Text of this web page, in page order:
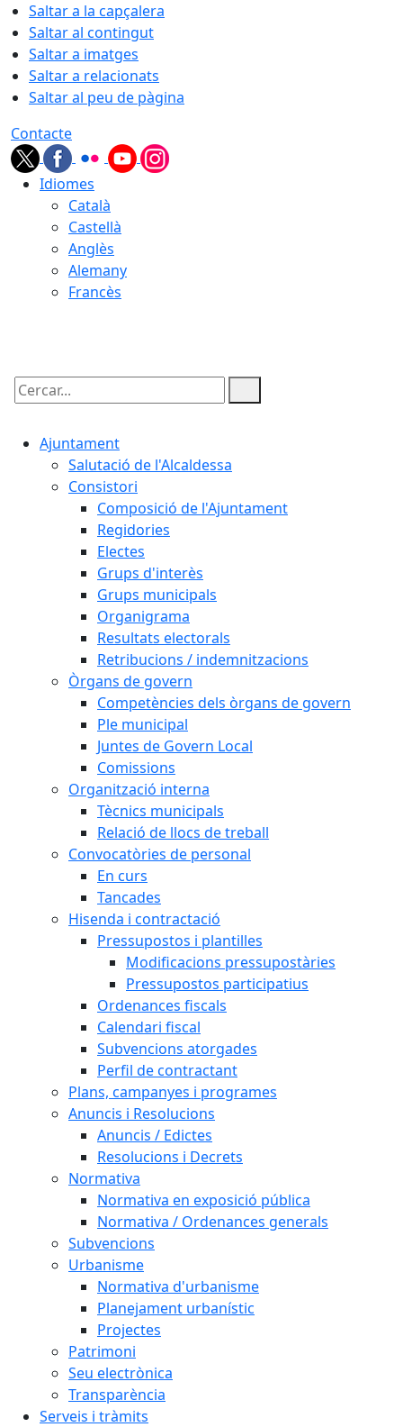
Saltar a la capçalera
Saltar al contingut
Saltar a imatges
Saltar a relacionats
Saltar al peu de pàgina
Contacte
Idiomes
Català
Castellà
Anglès
Alemany
Francès
Cercar:
Ajuntament
Salutació de l'Alcaldessa
Consistori
Composició de l'Ajuntament
Regidories
Electes
Grups d'interès
Grups municipals
Organigrama
Resultats electorals
Retribucions / indemnitzacions
Òrgans de govern
Competències dels òrgans de govern
Ple municipal
Juntes de Govern Local
Comissions
Organització interna
Tècnics municipals
Relació de llocs de treball
Convocatòries de personal
En curs
Tancades
Hisenda i contractació
Pressupostos i plantilles
Modificacions pressupostàries
Pressupostos participatius
Ordenances fiscals
Calendari fiscal
Subvencions atorgades
Perfil de contractant
Plans, campanyes i programes
Anuncis i Resolucions
Anuncis / Edictes
Resolucions i Decrets
Normativa
Normativa en exposició pública
Normativa / Ordenances generals
Subvencions
Urbanisme
Normativa d'urbanisme
Planejament urbanístic
Projectes
Patrimoni
Seu electrònica
Transparència
Serveis i tràmits